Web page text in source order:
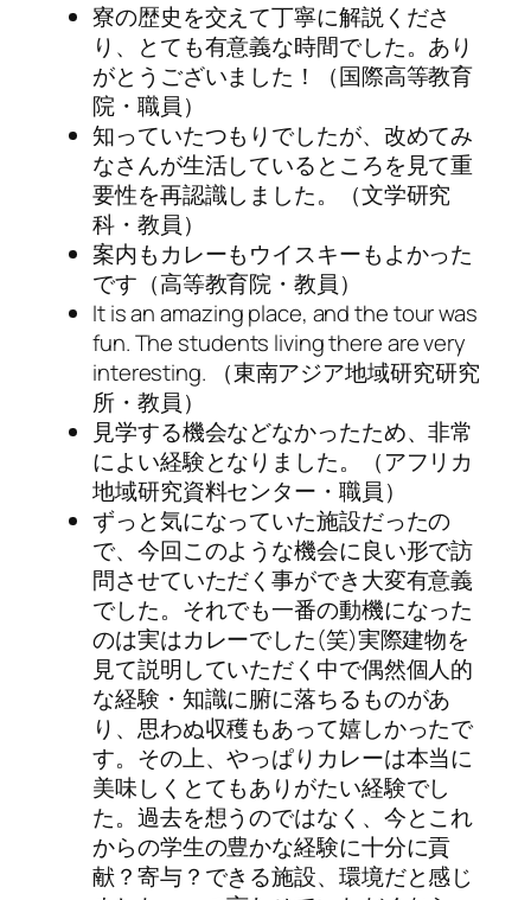
寮の歴史を交えて丁寧に解説くださ
り、とても有意義な時間でした。あり
がとうございました！（国際高等教育
院・職員）
知っていたつもりでしたが、改めてみ
なさんが生活しているところを見て重
要性を再認識しました。（文学研究
科・教員）
案内もカレーもウイスキーもよかった
です（高等教育院・教員）
It is an amazing place, and the tour was
fun. The students living there are very
interesting. （東南アジア地域研究研究
所・教員）
見学する機会などなかったため、非常
によい経験となりました。（アフリカ
地域研究資料センター・職員）
ずっと気になっていた施設だったの
で、今回このような機会に良い形で訪
問させていただく事ができ大変有意義
でした。それでも一番の動機になった
のは実はカレーでした(笑)実際建物を
見て説明していただく中で偶然個人的
な経験・知識に腑に落ちるものがあ
り、思わぬ収穫もあって嬉しかったで
す。その上、やっぱりカレーは本当に
美味しくとてもありがたい経験でし
た。過去を想うのではなく、今とこれ
からの学生の豊かな経験に十分に貢
献？寄与？できる施設、環境だと感じ